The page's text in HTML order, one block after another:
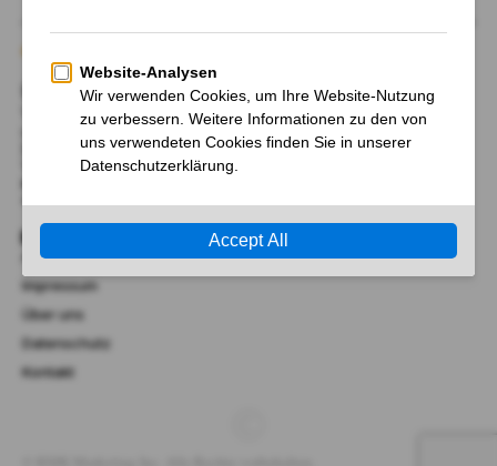
Über Uns
Wir begrüßen Sie bei AktienFrancial.de, Ihrem Tor zu
unabhängigen Nachrichten und Neuigkeiten, sowie
Hintergrund-Information zu Märkten, Politik, Finanzen,
Wirtschaft, Technik und Wissenschaft.
AGB
Impressum
Über uns
Datenschutz
Kontakt